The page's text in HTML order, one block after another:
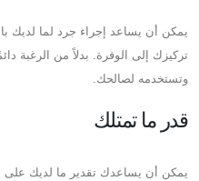
يمكن أن يساعد إجراء جرد لما لديك
تركيزك إلى الوفرة. بدلاً من الرغبة
وتستخدمه لصالحك.
قدر ما تمتلك
يمكن أن يساعدك تقدير ما لديك على